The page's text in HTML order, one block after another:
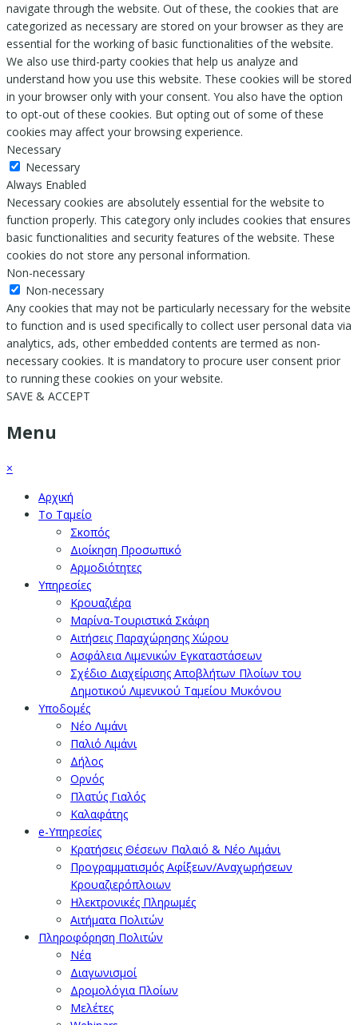
navigate through the website. Out of these, the cookies that are
categorized as necessary are stored on your browser as they are
essential for the working of basic functionalities of the website.
We also use third-party cookies that help us analyze and
understand how you use this website. These cookies will be stored
in your browser only with your consent. You also have the option
to opt-out of these cookies. But opting out of some of these
cookies may affect your browsing experience.
Necessary
Necessary
Always Enabled
Necessary cookies are absolutely essential for the website to
function properly. This category only includes cookies that ensures
basic functionalities and security features of the website. These
cookies do not store any personal information.
Non-necessary
Non-necessary
Any cookies that may not be particularly necessary for the website
to function and is used specifically to collect user personal data via
analytics, ads, other embedded contents are termed as non-
necessary cookies. It is mandatory to procure user consent prior
to running these cookies on your website.
SAVE & ACCEPT
Menu
×
Αρχική
Το Ταμείο
Σκοπός
Διοίκηση Προσωπικό
Αρμοδιότητες
Υπηρεσίες
Κρουαζιέρα
Μαρίνα-Τουριστικά Σκάφη
Αιτήσεις Παραχώρησης Χώρου
Ασφάλεια Λιμενικών Εγκαταστάσεων
Σχέδιο Διαχείρισης Αποβλήτων Πλοίων του
Δημοτικού Λιμενικού Ταμείου Μυκόνου
Υποδομές
Νέο Λιμάνι
Παλιό Λιμάνι
Δήλος
Ορνός
Πλατύς Γιαλός
Καλαφάτης
e-Υπηρεσίες
Κρατήσεις Θέσεων Παλαιό & Νέο Λιμάνι
Προγραμματισμός Αφίξεων/Αναχωρήσεων
Κρουαζιερόπλοιων
Ηλεκτρονικές Πληρωμές
Αιτήματα Πολιτών
Πληροφόρηση Πολιτών
Νέα
Διαγωνισμοί
Δρομολόγια Πλοίων
Μελέτες